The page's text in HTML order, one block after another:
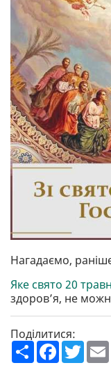
Нагадаємо,
Яке свято 20
здоров’я, не
Поділитися:
П
о
F
a
T
w